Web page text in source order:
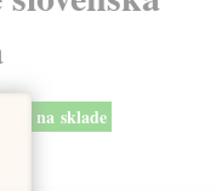
na sklade